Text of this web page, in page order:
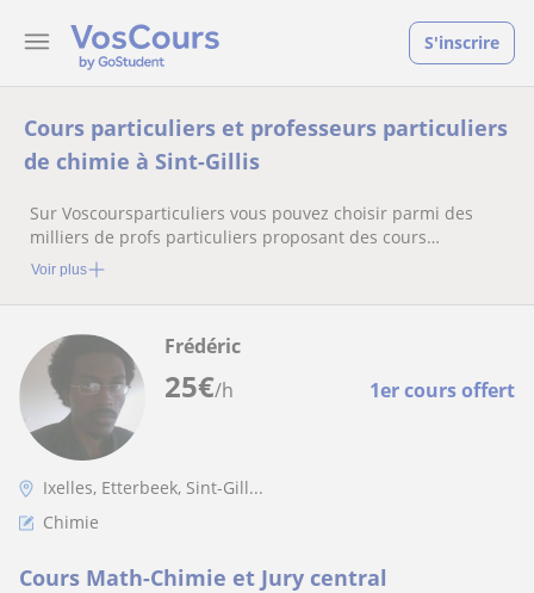
S'inscrire
Cours particuliers et professeurs particuliers
de chimie à Sint-Gillis
Sur Voscoursparticuliers vous pouvez choisir parmi des
milliers de profs particuliers proposant des cours
particuliers
Voir plus
25€/h 1er cours offert
Frédéric
Ixelles, Etterbeek, Sint-Gill...
Chimie
Cours Math-Chimie et Jury central